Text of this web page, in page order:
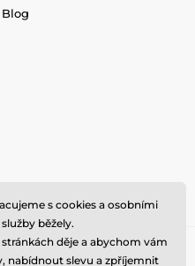
Blog
s cookies a osobními
běžely.
děje a abychom vám
nabídnout slevu a zpříjemnit